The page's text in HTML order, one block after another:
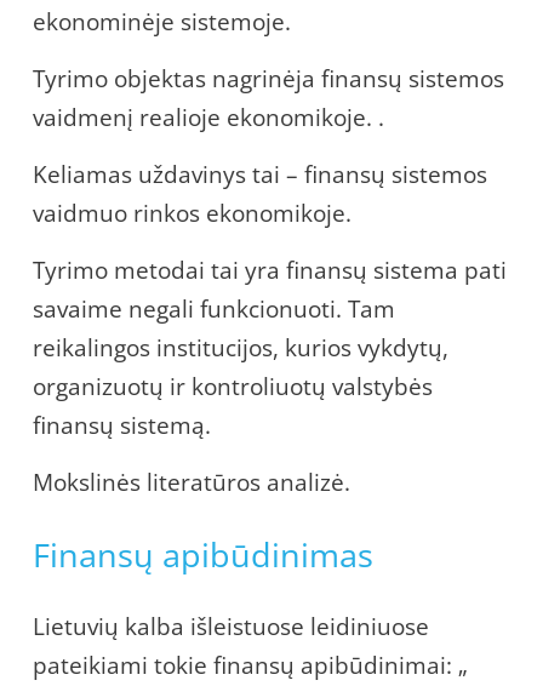
ekonominėje sistemoje.
Tyrimo objektas nagrinėja finansų sistemos
vaidmenį realioje ekonomikoje. .
Keliamas uždavinys tai – finansų sistemos
vaidmuo rinkos ekonomikoje.
Tyrimo metodai tai yra finansų sistema pati
savaime negali funkcionuoti. Tam
reikalingos institucijos, kurios vykdytų,
organizuotų ir kontroliuotų valstybės
finansų sistemą.
Mokslinės literatūros analizė.
Finansų apibūdinimas
Lietuvių kalba išleistuose leidiniuose
pateikiami tokie finansų apibūdinimai: „